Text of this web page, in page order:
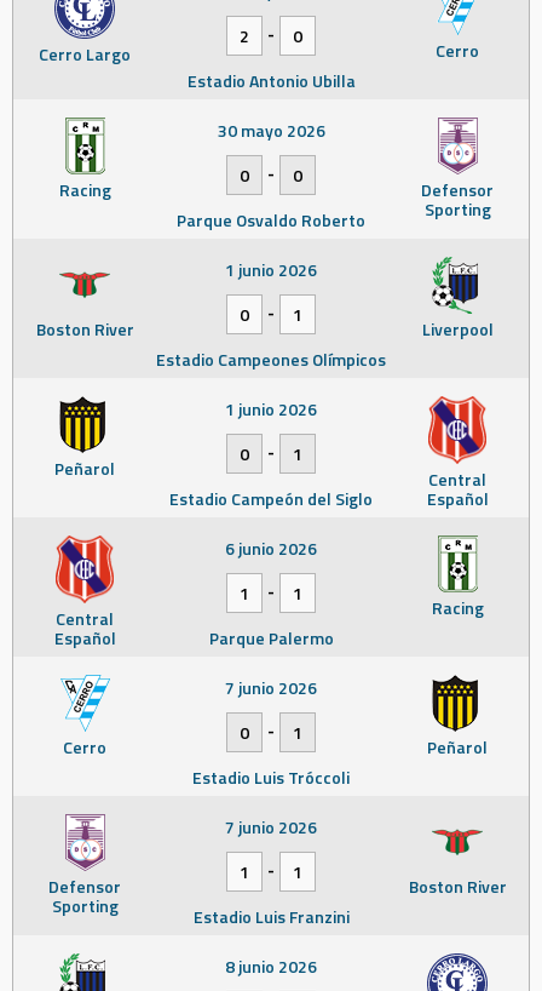
Cerro Largo Cerro
2
-
0
Estadio Antonio Ubilla
Racing Defensor
Sporting
30 mayo 2026
0
-
0
Parque Osvaldo Roberto
Boston River Liverpool
1 junio 2026
0
-
1
Estadio Campeones Olímpicos
Peñarol Central
Español
1 junio 2026
0
-
1
Estadio Campeón del Siglo
Central
Español
Racing
6 junio 2026
1
-
1
Parque Palermo
Cerro Peñarol
7 junio 2026
0
-
1
Estadio Luis Tróccoli
Defensor
Sporting
Boston River
7 junio 2026
1
-
1
Estadio Luis Franzini
8 junio 2026